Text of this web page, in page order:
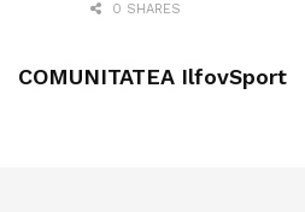
0 SHARES
COMUNITATEA IlfovSport